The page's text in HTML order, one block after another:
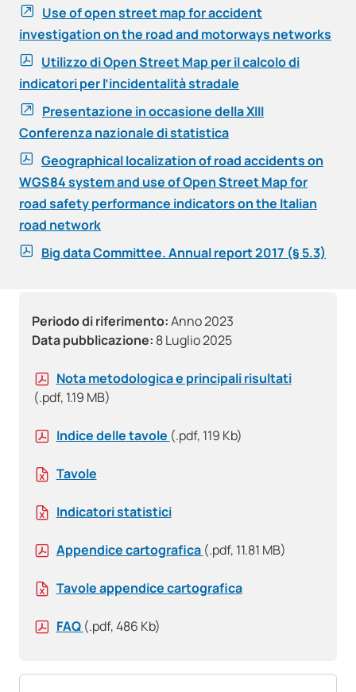
Periodo di riferimento:Anno 2023
Data pubblicazione: 8 Luglio 2025
Nota metodologica e principali risultati
(.pdf, 1.19 MB)
Indice delle tavole (.pdf, 119 Kb)
Tavole
Indicatori statistici
Appendice cartografica (.pdf, 11.81 MB)
Tavole appendice cartografica
FAQ (.pdf, 486 Kb)
Use of open street map for accident
investigation on the road and motorways networks
Utilizzo di Open Street Map per il calcolo di
indicatori per l’incidentalità stradale
Presentazione in occasione della XIII
Conferenza nazionale di statistica
Geographical localization of road accidents on
WGS84 system and use of Open Street Map for
road safety performance indicators on the Italian
road network
Big data Committee. Annual report 2017 (§ 5.3)